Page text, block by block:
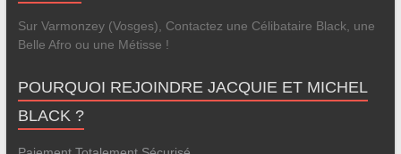
Sur Varmonzey (Vosges), Contactez une Célibataire Black, une
Belle Afro ou une Métisse !
POURQUOI REJOINDRE JACQUIE ET MICHEL
BLACK ?